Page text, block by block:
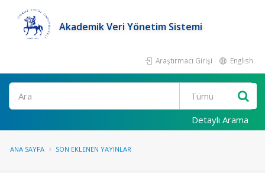
Akademik Veri Yönetim Sistemi
Araştırmacı Girişi English
Ara
Detaylı Arama
ANA SAYFA SON EKLENEN YAYINLAR